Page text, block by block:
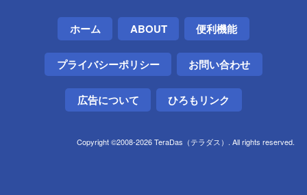
る方法（Win・Mac・Linux）
ホーム ABOUT 便利機能
プライバシーポリシー お問い合わせ
広告について ひろもリンク
Copyright ©2008-2026 TeraDas（テラダス）. All rights reserved.